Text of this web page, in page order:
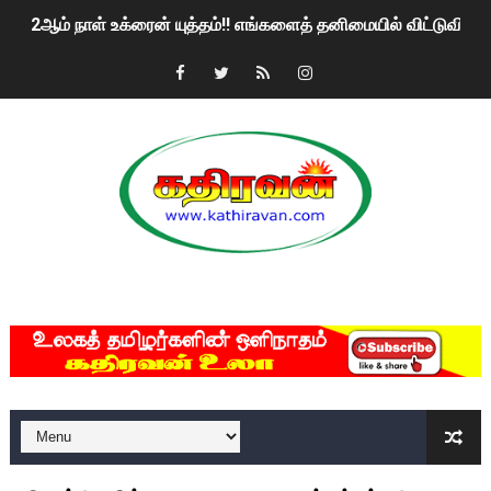
2ஆம் நாள் உக்ரைன் யுத்தம்!! எங்களைத் தனிமையில்
கதிரவன் வாசகர்களுக்கு இனிய பொங்கல் புத்தாண்டு
ரவுடி பேபிக்கு நடந்த தரமான சம்பவம்.. ஆபாச வீடியோக்களால்
காணாமல் போகும் பிள்ளையார்கள்!
யாழில் தமிழின தலைவர் பிரபாகரனின் பிறந்தநாளை
ஏர்போர்ட்டில் உதைத்த நபர் யார், என்ன நடந்தது?: உண்மையை
சீனா இலங்கையிடம் 8 மில்லியன் அமெரிக்க டொலர் நட்டஈடு
01/11/2021 Scotland ல் நடைபெறும் கண்டனப்